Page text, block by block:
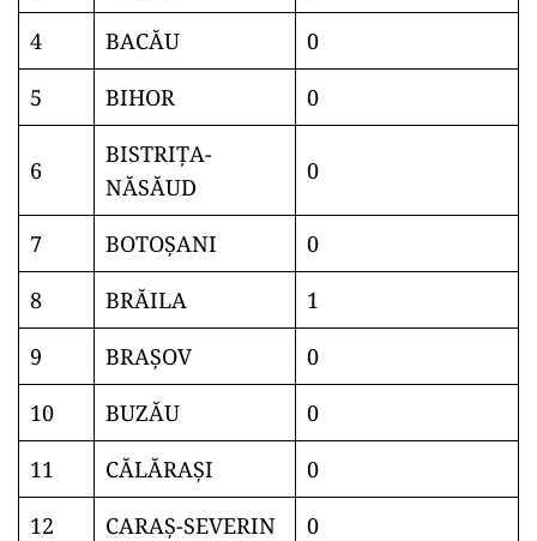
4
BACĂU
0
5
BIHOR 0
6
BISTRIŢA-
NĂSĂUD
0
7 BOTOŞANI
0
8
BRĂILA
1
9
BRAŞOV
0
10
BUZĂU
0
11
CĂLĂRAŞI
0
12
CARAŞ-SEVERIN
0